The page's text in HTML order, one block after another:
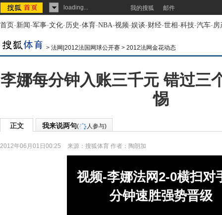
loading... 我的搜狐 邮件
首页-新闻-军事-文化-历史-体育-NBA-视频-娱谈-财经-世相-科技-汽车-房
> 法网|2012法国网球公开赛 > 2012法网金花动态
李娜每分钟入账三千元 错过三
惕
正文 我来说两句( 人参与)
2012年06月01日00:25 来源： 搜狐体育 作者：陶朗加
视频-李娜法网2-0横扫对
分钟速胜强势晋级